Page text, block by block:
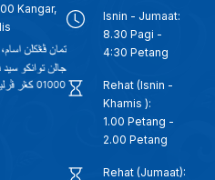
Kangar,
Isnin - Jumaat:
8.30 Pagi -
4:30 Petang
Rehat (Isnin -
Khamis ):
1.00 Petang -
2.00 Petang
Rehat (Jumaat):